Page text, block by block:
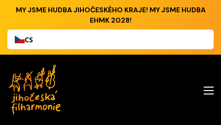
MY JSME HUDBA JIHOČESKÉHO KRAJE! MY JSME HUDBA
EHMK 2028!
CS